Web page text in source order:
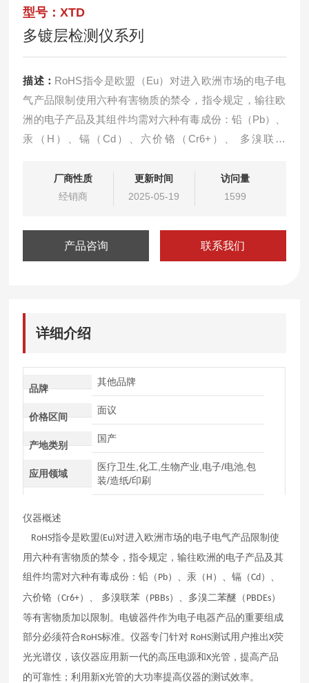
型号：XTD
多镀层检测仪系列
描述： RoHS指令是欧盟（Eu）对进入欧洲市场的电子电
气产品限制使用六种有害物质的禁令，指令规定，输往欧
洲的电子产品及其组件均需对六种有毒成份：铅（Pb）、
汞（H）、镉（Cd）、六价铬（Cr6+）、 多溴联苯
制。多镀层检测仪EDX系列作为电子电器产品的重要组成
部分必须符合RoHS标准。
厂商性质
经销商
更新时间
2025-05-19
访问量
1599
产品咨询 联系我们
详细介绍
品牌
其他品牌
价格区间
面议
产地类别
国产
应用领域
医疗卫生,化工,生物产业,电子/电池,包
装/造纸/印刷
仪器概述
RoHS指令是欧盟(Eu)对进入欧洲市场的电子电气产品限制使
用六种有害物质的禁令，指令规定，输往欧洲的电子产品及其
组件均需对六种有毒成份：铅（ Pb）、汞（ H ）、镉（Cd ）、
六价铬（Cr6+）、 多溴联苯（ PBBs）、多溴二苯醚（ PBDEs）
等有害物质加以限制。电镀器件作为电子电器产品的重要组成
部分必须符合RoHS标准。仪器专门针对 RoHS测试用户推出X荧
光光谱仪，该仪器应用新一代的高压电源和X光管，提高产品
的可靠性；利用新X光管的大功率提高仪器的测试效率。